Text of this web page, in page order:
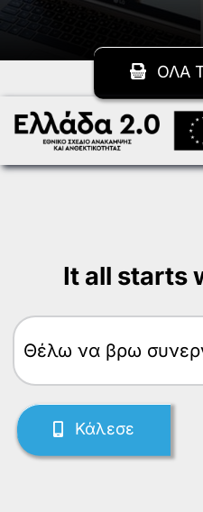
ΟΛΑ
It all starts
Θέλω
Κάλεσε